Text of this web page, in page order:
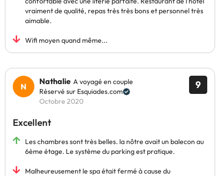
vraiment de qualité, repas très très bons et personnel très
aimable.
Wifi moyen quand même...
9
Nathalie A voyagé en couple
Réservé sur Esquiades.com
Octobre 2020
Excellent
Les chambres sont très belles. la nôtre avait un balecon au
6ème étage. Le système du parking est pratique.
Malheureusement le spa était fermé à cause du